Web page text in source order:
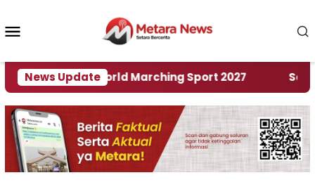
konten
News Update
Rumah World Marching Sport 2027 ‎Soal